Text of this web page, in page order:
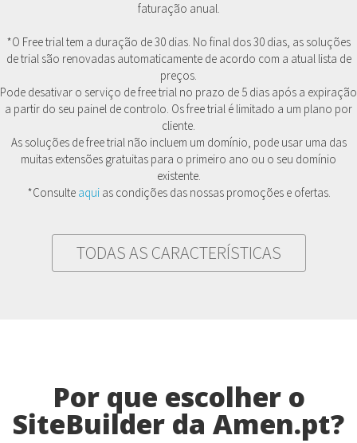
faturação anual.
*O Free trial tem a duração de 30 dias. No final dos 30 dias, as soluções
de trial são renovadas automaticamente de acordo com a atual lista de
preços.
Pode desativar o serviço de free trial no prazo de 5 dias após a expiração
a partir do seu painel de controlo. Os free trial é limitado a um plano por
cliente.
As soluções de free trial não incluem um domínio, pode usar uma das
muitas extensões gratuitas para o primeiro ano ou o seu domínio
existente.
*Consulte aquias condições das nossas promoções e ofertas.
TODAS AS CARACTERÍSTICAS
Por que escolher o
SiteBuilder da Amen.pt?